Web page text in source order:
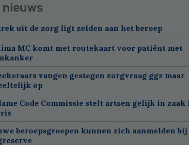
uit de zorg ligt zelden aan het beroep
MC komt met routekaart voor patiënt met
vangen gestegen zorgvraag ggz maar
op
Code Commissie stelt artsen gelijk in
beroepsgroepen kunnen zich aanmelden